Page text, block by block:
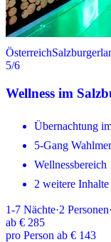
Österreich
5/6
Wellness im
Übernachtung
5-Gang
Wellnessbereich
2 weitere Inhalte
1-7 Nächte·2 Personen·
ab € 285
pro Person ab € 143